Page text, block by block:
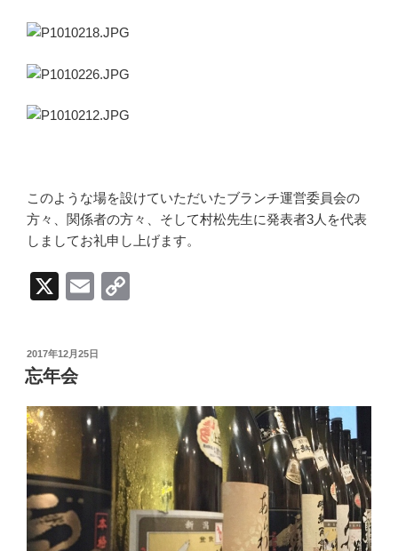
このような場を設けていただいたブランチ運営委員会の
方々、関係者の方々、そして村松先生に発表者3人を代表
しましてお礼申し上げます。
X
E
ail
Li
n
k
投
稿
日:
2017年12月25日
忘年会